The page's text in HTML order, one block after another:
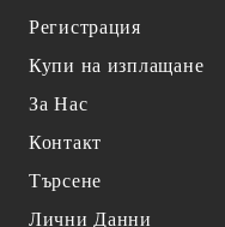
Регистрация
Купи на изплащане
За Нас
Контакт
Търсене
Лични Данни